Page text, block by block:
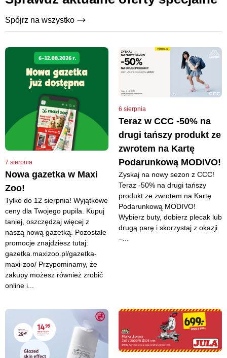
Spójrz na wszystko
7 sierpnia
Nowa gazetka w Maxi
Zoo!
Tylko do 12 sierpnia! Wyjątkowe
ceny dla Twojego pupila. Kupuj
taniej, oszczędzaj więcej z
naszą nową gazetką. Pozostałe
promocje znajdziesz tutaj:
gazetka.maxizoo.pl/gazetka-
maxi-zoo/ Przypominamy, że
zakupy możesz również zrobić
online i...
6 sierpnia
Teraz w CCC -50% na
drugi tańszy produkt ze
zwrotem na Kartę
Podarunkową MODIVO!
Zyskaj na nowy sezon z CCC!
Teraz -50% na drugi tańszy
produkt ze zwrotem na Kartę
Podarunkową MODIVO!
Wybierz buty, dobierz plecak lub
drugą parę i skorzystaj z okazji
–...